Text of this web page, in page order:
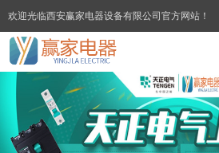
欢迎光临西安赢家电器设备有限公司官方网站！